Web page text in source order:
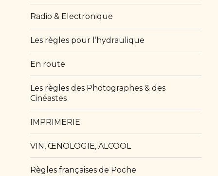
Radio & Electronique
Les règles pour l’hydraulique
En route
Les règles des Photographes & des
Cinéastes
IMPRIMERIE
VIN, ŒNOLOGIE, ALCOOL
Règles françaises de Poche